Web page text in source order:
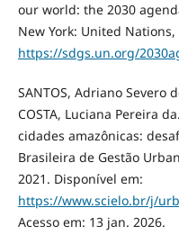
our world: the 2030
New York: United
https://sdgs.un.org/
SANTOS, Adriano Severo
COSTA, Luciana Pereira
cidades amazônicas:
Brasileira de Gestão
2021. Disponível em:
https://www.scielo.br/j/
Acesso em: 13 jan. 2026.